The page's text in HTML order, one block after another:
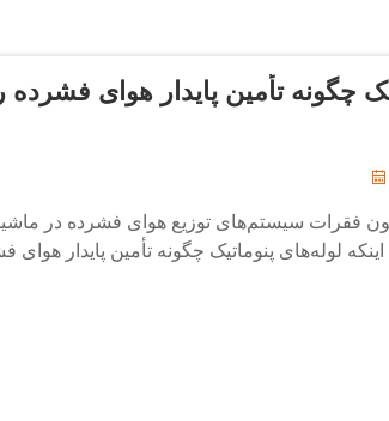
چگونه تأمین پایدار هوای
فقرات سیستم‌های توزیع هوای فشرده در
لوله‌های پنوماتیک چگونه تأمین پایدار
زمان ایست‌کاری و افزایش قابلیت اطمینان